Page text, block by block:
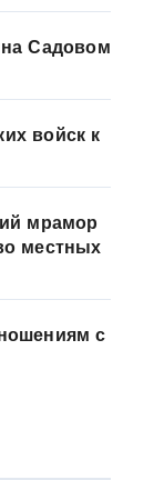
Садовом
войск к
мрамор
местных
с